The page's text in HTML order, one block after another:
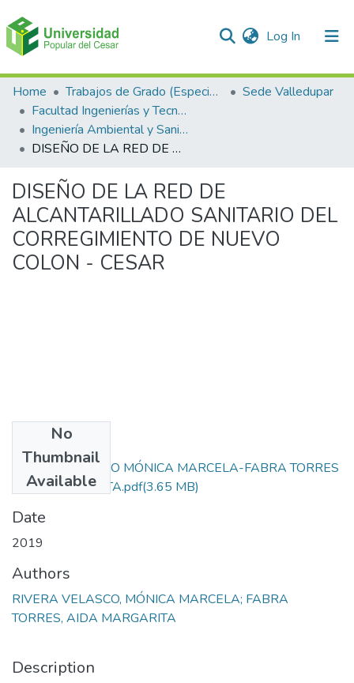
Log In (current)
Communities & Collections
All of DSpace
Statistics
Home Trabajos de Grado (Especializaciones y Pregrados)
Sede Valledupar
Facultad Ingenierías y Tecnologías
Ingeniería Ambiental y Sanitaria.
DISEÑO DE LA RED DE ALCANTARILLADO SANITARIO DEL CORREGIMIENTO DE NUEVO COLON - CESAR
DISEÑO DE LA RED DE
ALCANTARILLADO SANITARIO DEL
CORREGIMIENTO DE NUEVO
COLON - CESAR
No
Thumbnail
Available
RIVERA VELASCO MÓNICA MARCELA-FABRA TORRES
AIDA MARGARITA.pdf(3.65 MB)
Date
2019
Authors
RIVERA VELASCO, MÓNICA MARCELA; FABRA
TORRES, AIDA MARGARITA
Description